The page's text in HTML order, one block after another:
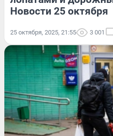
Новости 25 октября
25 октября, 2025, 21:55 3 001